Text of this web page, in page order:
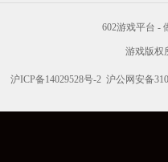
602游戏平台 -
游戏版权
沪ICP备14029528号-2 沪公网安备